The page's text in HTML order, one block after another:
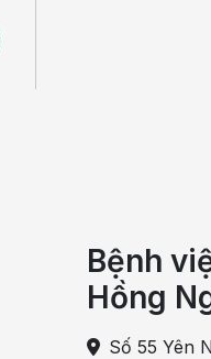
Bệnh
Hồng
Số 55 Yên